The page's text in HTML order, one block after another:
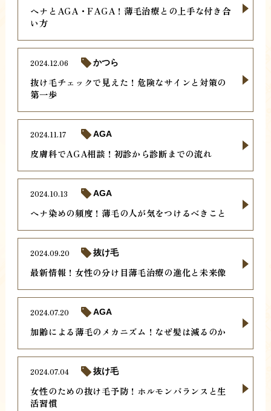
ヘナとAGA・FAGA！薄毛治療との上手な付き合
い方
抜け毛チェックで見えた！危険なサインと対策の
第一歩
2024.12.06 かつら
皮膚科でAGA相談！初診から診断までの流れ
2024.11.17 AGA
ヘナ染めの頻度！薄毛の人が気をつけるべきこと
2024.10.13 AGA
最新情報！女性の分け目薄毛治療の進化と未来像
2024.09.20 抜け毛
加齢による薄毛のメカニズム！なぜ髪は減るのか
2024.07.20 AGA
女性のための抜け毛予防！ホルモンバランスと生
活習慣
2024.07.04 抜け毛